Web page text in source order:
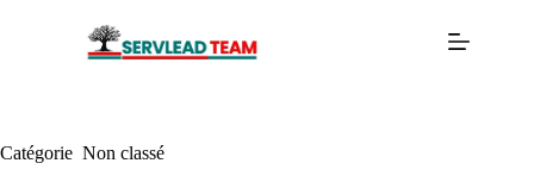
Catégorie Non classé